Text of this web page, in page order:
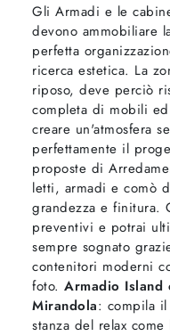
Gli Armadi e le
devono ammobiliare
perfetta
ricerca estetica. La
riposo, deve perciò
completa di mobili
creare un'atmosfera
perfettamente il
proposte di
letti, armadi e comò
grandezza e finitura.
preventivi e potrai
sempre sognato
contenitori moderni
foto. Armadio Island
Mirandola: compila
stanza del relax